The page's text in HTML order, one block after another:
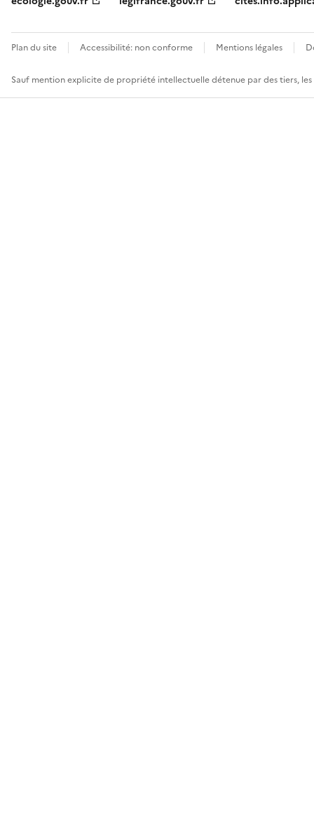
Plan du site Accessibilité: non conforme Mentions légales
Sauf mention explicite de propriété intellectuelle détenue par des tiers,